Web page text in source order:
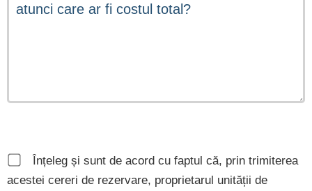
Înțeleg și sunt de acord cu faptul că, prin trimiterea
acestei cereri de rezervare, proprietarul unității de